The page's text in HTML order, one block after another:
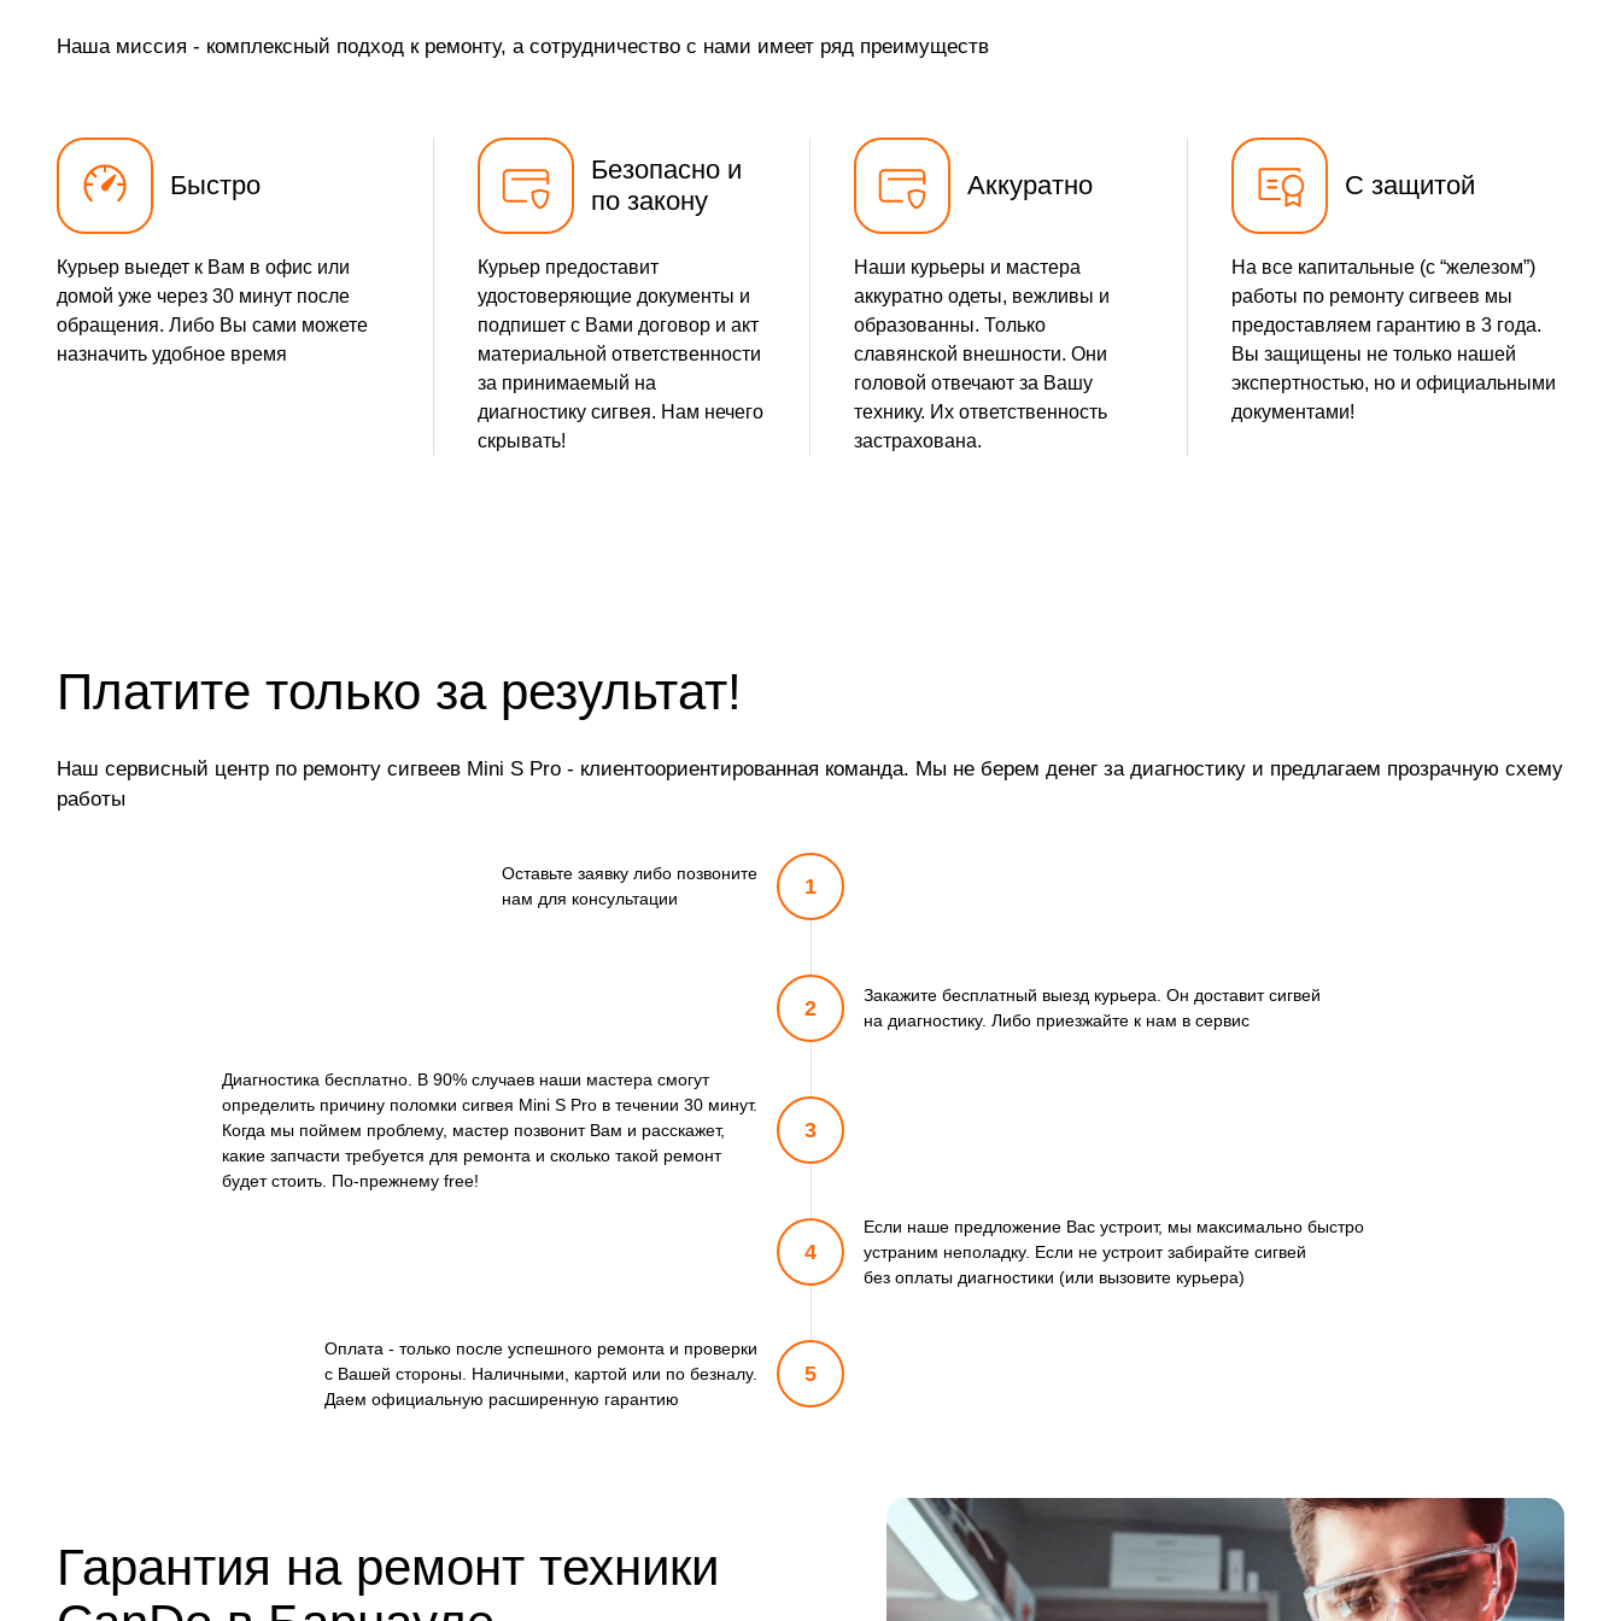
Наша миссия - комплексный подход к ремонту, а сотрудничество с нами имеет ряд преимуществ
Быстро
Курьер выедет к Вам в офис или
домой уже через 30 минут после
обращения. Либо Вы сами можете
назначить удобное время
Безопасно и
по закону
Курьер предоставит
удостоверяющие документы и
подпишет с Вами договор и акт
материальной ответственности
за принимаемый на
диагностику сигвея. Нам нечего
скрывать!
Аккуратно
Наши курьеры и мастера
аккуратно одеты, вежливы и
образованны. Только
славянской внешности. Они
головой отвечают за Вашу
технику. Их ответственность
застрахована.
С защитой
На все капитальные (с “железом”)
работы по ремонту сигвеев мы
предоставляем гарантию в 3 года.
Вы защищены не только нашей
экспертностью, но и официальными
документами!
Платите только за результат!
Наш сервисный центр по ремонту сигвеев Mini S Pro - клиентоориентированная команда. Мы не берем денег за диагностику и предлагаем прозрачную схему
работы
Оставьте заявку либо позвоните
нам для консультации
Диагностика бесплатно. В 90% случаев наши мастера смогут
определить причину поломки сигвея Mini S Pro в течении 30 минут.
Когда мы поймем проблему, мастер позвонит Вам и расскажет,
какие запчасти требуется для ремонта и сколько такой ремонт
будет стоить. По-прежнему free!
Оплата - только после успешного ремонта и проверки
с Вашей стороны. Наличными, картой или по безналу.
Даем официальную расширенную гарантию
1
2
3
4
5
Закажите бесплатный выезд курьера. Он доставит сигвей
на диагностику. Либо приезжайте к нам в сервис
Если наше предложение Вас устроит, мы максимально быстро
устраним неполадку. Если не устроит забирайте сигвей
без оплаты диагностики (или вызовите курьера)
Гарантия на ремонт техники